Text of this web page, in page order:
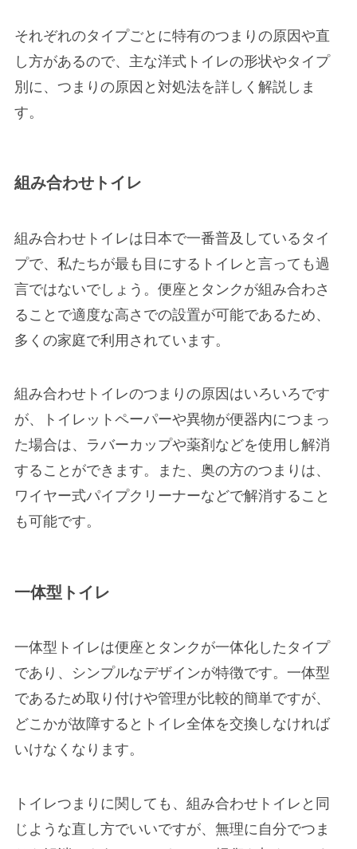
それぞれのタイプごとに特有のつまりの原因や直
し方があるので、主な洋式トイレの形状やタイプ
別に、つまりの原因と対処法を詳しく解説しま
す。
組み合わせトイレ
組み合わせトイレは日本で一番普及しているタイ
プで、私たちが最も目にするトイレと言っても過
言ではないでしょう。便座とタンクが組み合わさ
ることで適度な高さでの設置が可能であるため、
多くの家庭で利用されています。
組み合わせトイレのつまりの原因はいろいろです
が、トイレットペーパーや異物が便器内につまっ
た場合は、ラバーカップや薬剤などを使用し解消
することができます。また、奥の方のつまりは、
ワイヤー式パイプクリーナーなどで解消すること
も可能です。
一体型トイレ
一体型トイレは便座とタンクが一体化したタイプ
であり、シンプルなデザインが特徴です。一体型
であるため取り付けや管理が比較的簡単ですが、
どこかが故障するとトイレ全体を交換しなければ
いけなくなります。
トイレつまりに関しても、組み合わせトイレと同
じような直し方でいいですが、無理に自分でつま